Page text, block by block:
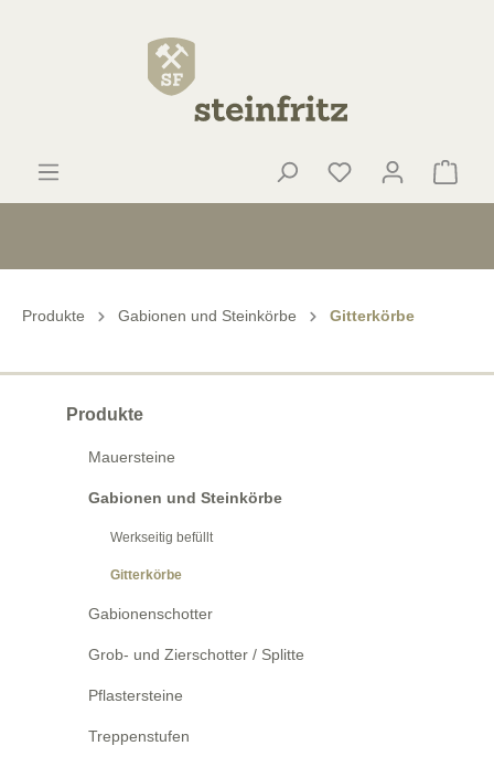
Produkte Gabionen und Steinkörbe Gitterkörbe
Produkte
Mauersteine
Gabionen und Steinkörbe
Werkseitig befüllt
Gitterkörbe
Gabionenschotter
Grob- und Zierschotter / Splitte
Pflastersteine
Treppenstufen